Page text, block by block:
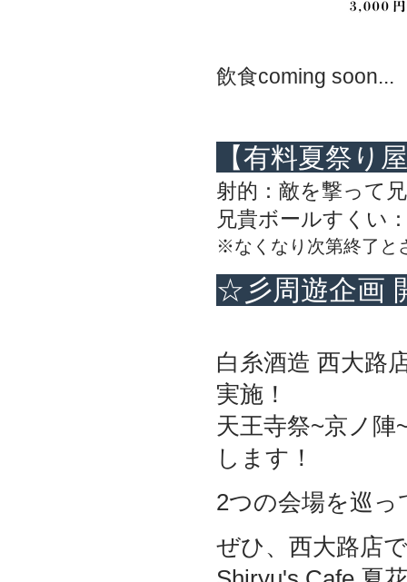
飲食coming soon...
【有料夏祭り
射的：敵を撃って
兄貴ボールすくい
※なくなり次第終了と
☆彡周遊企画
白糸酒造 西大路
実施！
天王寺祭~京ノ
します！
2つの会場を巡
ぜひ、西大路店